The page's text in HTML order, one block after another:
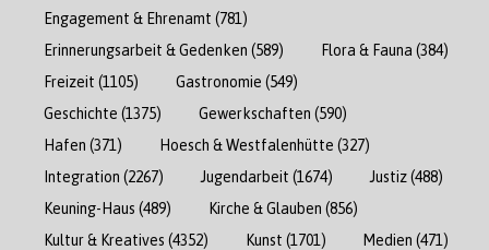
Engagement & Ehrenamt (781)
Erinnerungsarbeit & Gedenken (589) Flora & Fauna (384)
Freizeit (1105) Gastronomie (549)
Geschichte (1375) Gewerkschaften (590)
Hafen (371) Hoesch & Westfalenhütte (327)
Integration (2267) Jugendarbeit (1674) Justiz(488)
Keuning-Haus (489) Kirche & Glauben (856)
Kultur & Kreatives (4352) Kunst (1701) Medien (471)